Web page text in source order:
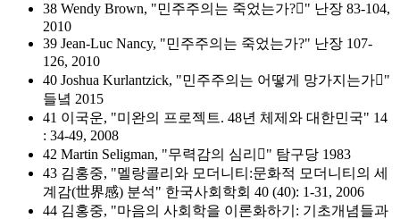
38 Wendy Brown, "민주주의는 죽었는가?" 난장 83-104,
2010
39 Jean-Luc Nancy, "민주주의는 죽었는가?" 난장 107-
126, 2010
40 Joshua Kurlantzick, "민주주의는 어떻게 망가지는가"
들녘 2015
41 이국운, "미완의 프로젝트. 48년 체제와 대한민국" 14
: 34-49, 2008
42 Martin Seligman, "무력감의 심리" 탐구당 1983
43 김홍중, "멜랑콜리와 모더니티:문화적 모더니티의 세
계감(世界感) 분석" 한국사회학회 40 (40): 1-31, 2006
44 김홍중, "마음의 사회학을 이론화하기: 기초개념들과